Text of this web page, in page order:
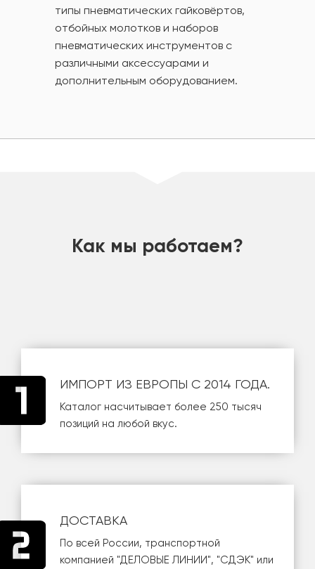
типы пневматических гайковёртов,
отбойных молотков и наборов
пневматических инструментов с
различными аксессуарами и
дополнительным оборудованием.
Как мы работаем?
ИМПОРТ ИЗ ЕВРОПЫ С 2014 ГОДА.
Каталог насчитывает более 250 тысяч
позиций на любой вкус.
ДОСТАВКА
По всей России, транспортной
компанией "ДЕЛОВЫЕ ЛИНИИ", "СДЭК" или